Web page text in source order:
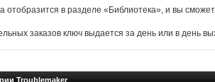
отобразится в разделе «Библиотека», и вы
заказов ключ выдается за день или в день
Troublemaker